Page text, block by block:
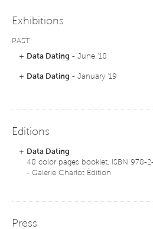
Exhibitions
PAST
+ Data Dating - June '18
+ Data Dating - January '19
Editions
+ Data Dating
48 color pages booklet, ISBN 978-
- Galerie Charlot Èdition
Press